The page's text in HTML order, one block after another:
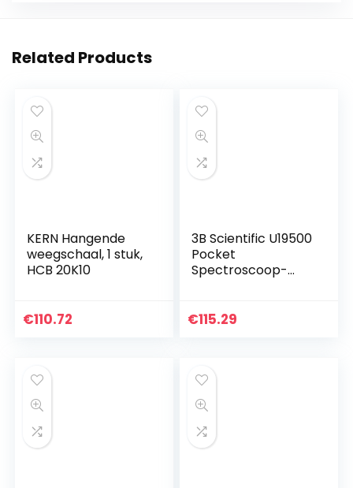
Related Products
KERN Hangende
weegschaal, 1 stuk,
HCB 20K10
€110.72
3B Scientific U19500
Pocket
Spectroscoop-
zichtbaar
€115.29